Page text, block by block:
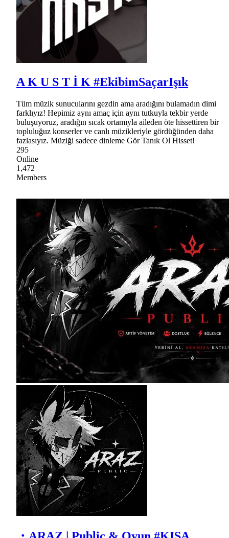
A K U S T İ K #EkibimSaçarIşık
Tüm müzik sunucularını gezdin ama aradığını bulamadın dimi
farklıyız! Hepimiz aynı amaç için aynı tutkuyla tekbir yerde
buluşuyoruz, aradığın sıcak ortamıyla aileden öte hissettiren bir
topluluğuz konserler ve canlı müzikleriyle gördüğünden daha
fazlasıyız. Müziği sadece dinleme Gör Tanık Ol Hisset!
295
Online
1,472
Members